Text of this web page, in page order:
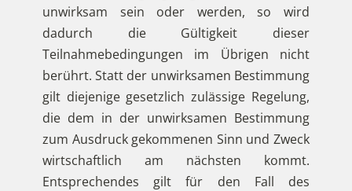
unwirksam sein oder werden, so wird
dadurch die Gültigkeit dieser
Teilnahmebedingungen im Übrigen nicht
berührt. Statt der unwirksamen Bestimmung
gilt diejenige gesetzlich zulässige Regelung,
die dem in der unwirksamen Bestimmung
zum Ausdruck gekommenen Sinn und Zweck
wirtschaftlich am nächsten kommt.
Entsprechendes gilt für den Fall des